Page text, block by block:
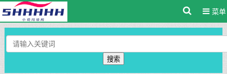
菜单
搜索